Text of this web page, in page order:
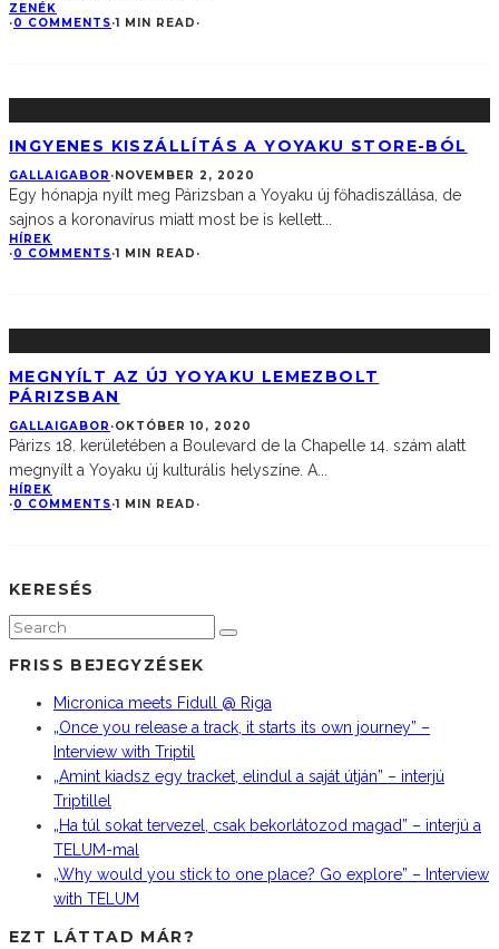
ZENÉK
·0 COMMENTS·1 MIN READ ·
INGYENES KISZÁLLÍTÁS A YOYAKU STORE-BÓL
GALLAIGABOR · NOVEMBER 2, 2020
Egy hónapja nyílt meg Párizsban a Yoyaku új főhadiszállása, de
sajnos a koronavírus miatt most be is kellett...
HÍREK
·0 COMMENTS·1 MIN READ ·
MEGNYÍLT AZ ÚJ YOYAKU LEMEZBOLT
PÁRIZSBAN
GALLAIGABOR ·OKTÓBER 10, 2020
Párizs 18. kerületében a Boulevard de la Chapelle 14. szám alatt
megnyílt a Yoyaku új kulturális helyszíne. A...
HÍREK
·0 COMMENTS·1 MIN READ ·
KERESÉS
FRISS BEJEGYZÉSEK
Micronica meets Fidull @ Riga
„Once you release a track, it starts its own journey” –
Interview with Triptil
„Amint kiadsz egy tracket, elindul a saját útján” – interjú
Triptillel
„Ha túl sokat tervezel, csak bekorlátozod magad” – interjú a
TELUM-mal
„Why would you stick to one place? Go explore” – Interview
with TELUM
EZT LÁTTAD MÁR?